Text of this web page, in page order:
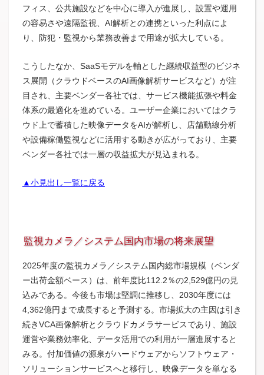
フィス、公共施設などを中心に導入が進展し、設置や運用
の容易さや遠隔監視、AI解析との連携といった利点によ
り、防犯・監視から業務改善まで用途が拡大している。
こうしたなか、SaaSモデルを軸とした継続収益型のビジネ
ス展開（クラウドベースのAI画像解析サービスなど）が注
目され、主要ベンダー各社では、サービス機能拡張や料金
体系の最適化を進めている。ユーザー企業においてはクラ
ウド上で蓄積した映像データをAIが解析し、店舗動線分析
や設備稼働監視などに活用する動きが広がっており、主要
ベンダー​各社では一層の収益拡大が見込まれる。
▲小見出し一覧に戻る
監視カメラ／システム国内市場の将来展望
2025年度の監視カメラ／システム国内総市場規模（ベンダ
ー出荷金額ベース）は、前年度比112.2％の2,529億円の見
込みである。今後も市場は堅調に推移し、2030年度には
4,362億円まで成長すると予測する。市場拡大の主因は引き
続きVCA画像解析とクラウドカメラサービスであり、施設
運営や業務効率化、データ活用での利用が一層進展すると
みる。付加価値の源泉がハードウェアからソフトウェア・
ソリューションサービスへと移行し、映像データを単なる